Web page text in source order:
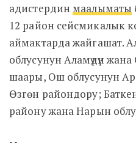
адистердин маалыматы
12 район сейсмикалык
аймактарда жайгашат.
облусунун Аламүдүн
шаары, Ош облусунун
Өзгөн райондору;
району жана Нарын